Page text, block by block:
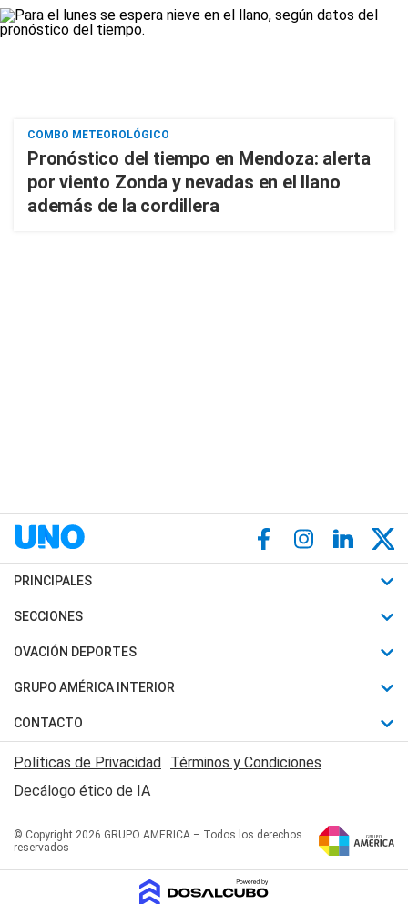
COMBO METEOROLÓGICO
Pronóstico del tiempo en Mendoza: alerta
por viento Zonda y nevadas en el llano
además de la cordillera
PRINCIPALES
Últimas Noticias
Política
Judiciales
Economia
SECCIONES
Horóscopo
Motores
Trucos caseros
Series y Películas
Edictos y Solicitadas
OVACIÓN DEPORTES
Fútbol
Mundial
Automovilismo
Rugby
Básquet
GRUPO AMÉRICA INTERIOR
Canal 7 en Vivo
San Juan 8
CONTACTO
Acerca de Nosotros
Contactanos
Políticas de Privacidad Términos y Condiciones
Decálogo ético de IA
© Copyright 2026 GRUPO AMERICA – Todos los derechos
reservados